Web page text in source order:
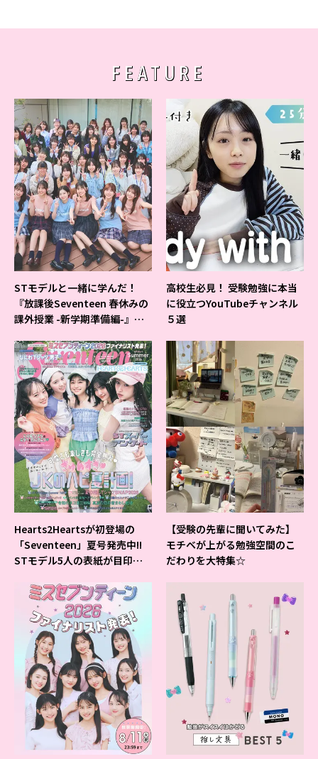
FEATURE
STモデルと一緒に学んだ！
『放課後Seventeen 春休みの
課外授業 -新学期準備編-』イ
高校生必見！ 受験勉強に本当
に役立つYouTubeチャンネル
５選
Hearts2Heartsが初登場の
「Seventeen」夏号発売中!!
STモデル5人の表紙が目印だ
【受験の先輩に聞いてみた】
モチベが上がる勉強空間のこ
だわりを大特集☆